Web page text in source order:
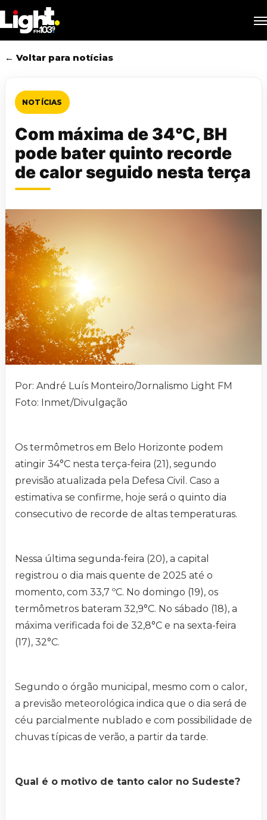
to
main
content
← Voltar para notícias
NOTÍCIAS
Com máxima de 34°C, BH
pode bater quinto recorde
de calor seguido nesta terça
Por: André Luís Monteiro/Jornalismo Light FM
Foto: Inmet/Divulgação
Os termômetros em Belo Horizonte podem
atingir 34°C nesta terça-feira (21), segundo
previsão atualizada pela Defesa Civil. Caso a
estimativa se confirme, hoje será o quinto dia
consecutivo de recorde de altas temperaturas.
Nessa última segunda-feira (20), a capital
registrou o dia mais quente de 2025 até o
momento, com 33,7 ºC. No domingo (19), os
termômetros bateram 32,9°C. No sábado (18), a
máxima verificada foi de 32,8°C e na sexta-feira
(17), 32°C.
Segundo o órgão municipal, mesmo com o calor,
a previsão meteorológica indica que o dia será de
céu parcialmente nublado e com possibilidade de
chuvas típicas de verão, a partir da tarde.
Qual é o motivo de tanto calor no Sudeste?